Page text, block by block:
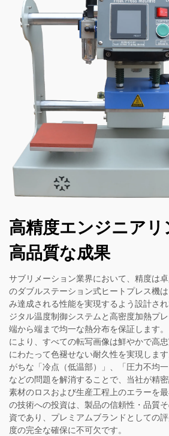
高精度エンジニアリ
高品質な成果
サブリメーション業界において、精度は
のダブルステーション式ヒートプレス機
み達成される性能を実現するよう設計さ
ジタル温度制御システムと高密度加熱プレ
端から端まで均一な熱分布を保証します
により、すべての転写画像は鮮やかで高
にわたって色褪せない耐久性を実現しま
がちな「冷点（低温部）」、「圧力不均
などの問題を解消することで、当社が精密
素材のロスおよび生産工程上のエラーを
の技術への投資は、製品の信頼性・品質
資であり、プレミアムブランドとしての
度の完全な確保に不可欠です。